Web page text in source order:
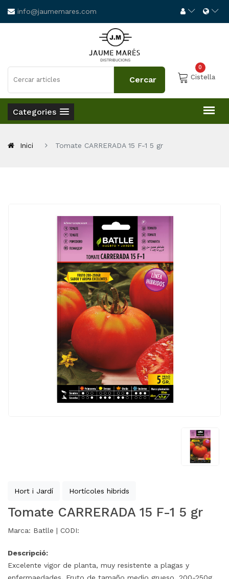
info@jaumemares.com
0
Cistella
Categories
Inici Tomate CARRERADA 15 F-1 5 gr
Hort i Jardí Hortícoles hibrids
Tomate CARRERADA 15 F-1 5 gr
Marca: Batlle | CODI:
Descripció:
Excelente vigor de planta, muy resistente a plagas y
enfermaedades. Fruto de tamaño medio grueso, 200-250g,